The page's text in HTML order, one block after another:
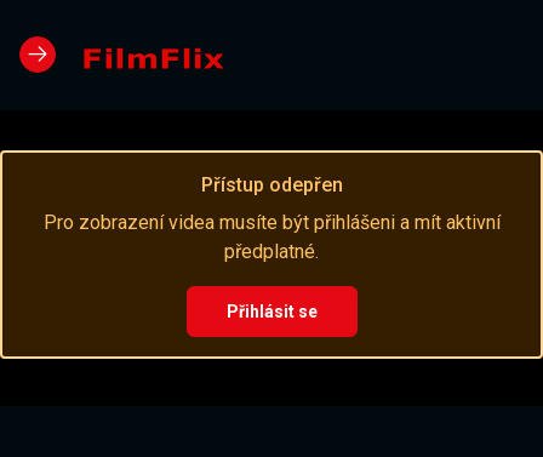
Přístup odepřen
Pro zobrazení videa musíte být přihlášeni a mít aktivní
předplatné.
Přihlásit se